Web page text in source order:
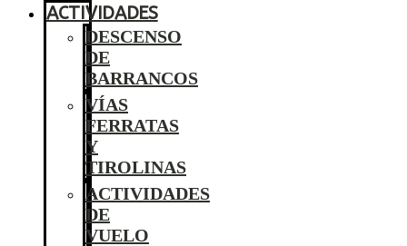
ACTIVIDADES
DESCENSO
DE
BARRANCOS
VÍAS
FERRATAS
Y
TIROLINAS
ACTIVIDADES
DE
VUELO